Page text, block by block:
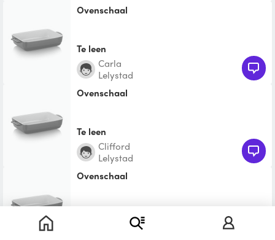
Ovenschaal
Te leen
Carla
Lelystad
Ovenschaal
Te leen
Clifford
Lelystad
Ovenschaal